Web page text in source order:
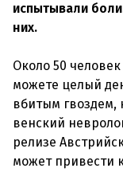
испытывали
них.
Около 50
можете целый
вбитым гвоздем,
венский
релизе
может привести